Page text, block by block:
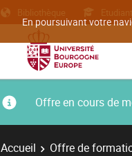
En poursuivant votre
Bibliothèque
Offre en cours de
Accueil Offre de